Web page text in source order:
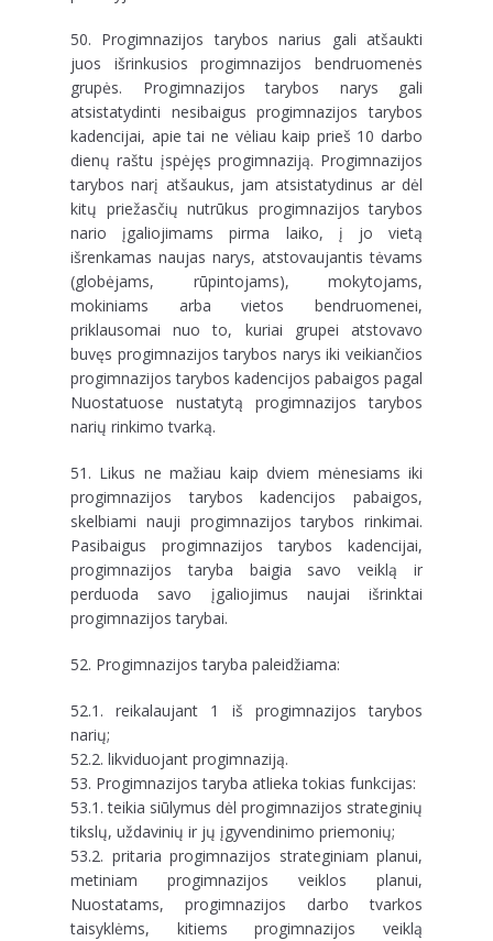
50. Progimnazijos tarybos narius gali atšaukti
juos išrinkusios progimnazijos bendruomenės
grupės. Progimnazijos tarybos narys gali
atsistatydinti nesibaigus progimnazijos tarybos
kadencijai, apie tai ne vėliau kaip prieš 10 darbo
dienų raštu įspėjęs progimnaziją. Progimnazijos
tarybos narį atšaukus, jam atsistatydinus ar dėl
kitų priežasčių nutrūkus progimnazijos tarybos
nario įgaliojimams pirma laiko, į jo vietą
išrenkamas naujas narys, atstovaujantis tėvams
(globėjams, rūpintojams), mokytojams,
mokiniams arba vietos bendruomenei,
priklausomai nuo to, kuriai grupei atstovavo
buvęs progimnazijos tarybos narys iki veikiančios
progimnazijos tarybos kadencijos pabaigos pagal
Nuostatuose nustatytą progimnazijos tarybos
narių rinkimo tvarką.
51. Likus ne mažiau kaip dviem mėnesiams iki
progimnazijos tarybos kadencijos pabaigos,
skelbiami nauji progimnazijos tarybos rinkimai.
Pasibaigus progimnazijos tarybos kadencijai,
progimnazijos taryba baigia savo veiklą ir
perduoda savo įgaliojimus naujai išrinktai
progimnazijos tarybai.
52. Progimnazijos taryba paleidžiama:
52.1. reikalaujant 1 iš progimnazijos tarybos
narių;
52.2. likviduojant progimnaziją.
53. Progimnazijos taryba atlieka tokias funkcijas:
53.1. teikia siūlymus dėl progimnazijos strateginių
tikslų, uždavinių ir jų įgyvendinimo priemonių;
53.2. pritaria progimnazijos strateginiam planui,
metiniam progimnazijos veiklos planui,
Nuostatams, progimnazijos darbo tvarkos
taisyklėms, kitiems progimnazijos veiklą